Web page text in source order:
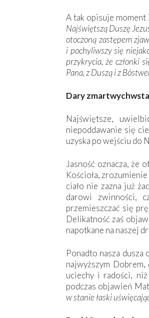
A tak opisuje moment
Najświętszą Duszę
otoczoną zastępem
i pochyliwszy się
przykrycia, że członki
Pana, z Duszą i z
Dary
Najświętsze,
niepoddawanie się
uzyska po wejściu do
Jasność oznacza, że
Kościoła,
ciało nie zazna już
darowi zwinności,
przemieszczać się
Delikatność zaś
napotkane na naszej
Ponadto nasza
najwyższym
uciechy i radości,
podczas objawień
w stanie łaski